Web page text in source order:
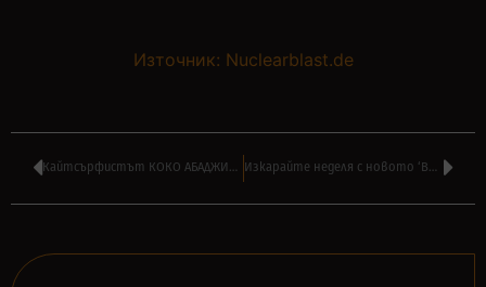
Източник: Nuclearblast.de
Кайтсърфистът КОКО АБАДЖИЕВ днес в ‘МОЯТ ПЛЕЙЛИСТ’ от 22:00 по БНТ 1 Изкарайте неделя с новото ‘BRAZZ JAMBOREE’ на ВИЛИ СТОЯНОВ в ПОДКАСТ